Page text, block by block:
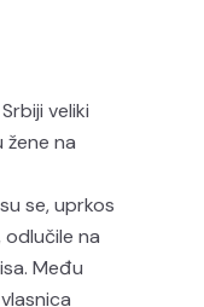
veliki
na
se, uprkos
na
Među